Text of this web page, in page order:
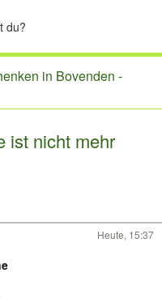
in Bovenden -
ist nicht mehr
Heute, 15:37